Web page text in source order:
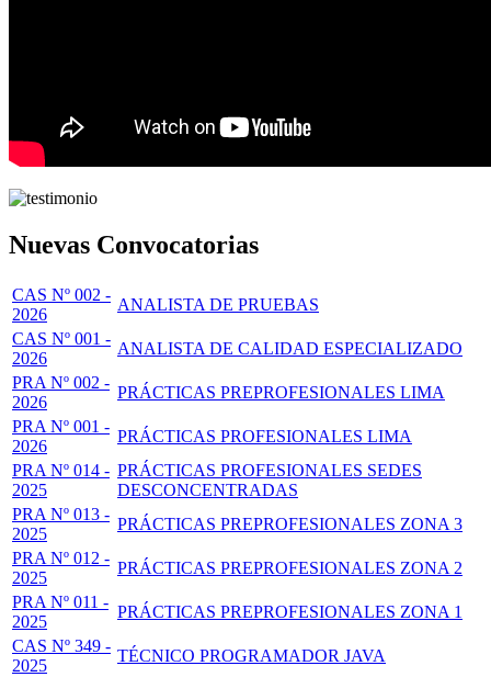
Nuevas Convocatorias
CAS Nº 002 -
2026
ANALISTA DE PRUEBAS
CAS Nº 001 -
2026
ANALISTA DE CALIDAD ESPECIALIZADO
PRA Nº 002 -
2026
PRÁCTICAS PREPROFESIONALES LIMA
PRA Nº 001 -
2026
PRÁCTICAS PROFESIONALES LIMA
PRA Nº 014 -
2025
PRÁCTICAS PROFESIONALES SEDES
DESCONCENTRADAS
PRA Nº 013 -
2025
PRÁCTICAS PREPROFESIONALES ZONA 3
PRA Nº 012 -
2025
PRÁCTICAS PREPROFESIONALES ZONA 2
PRA Nº 011 -
2025
PRÁCTICAS PREPROFESIONALES ZONA 1
CAS Nº 349 -
2025
TÉCNICO PROGRAMADOR JAVA